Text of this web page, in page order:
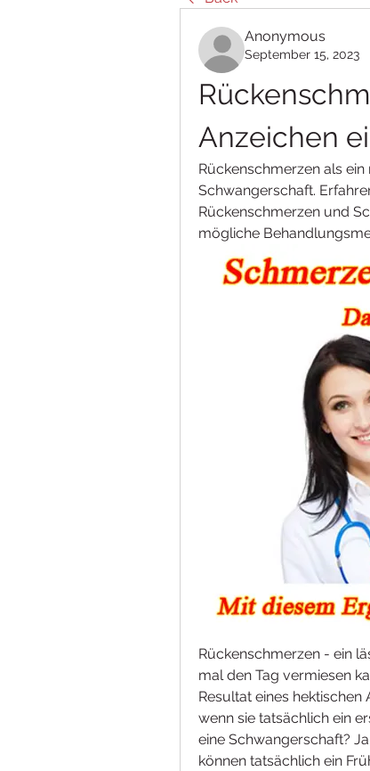
Anonymous
September 15, 2023
Anzeichen
Rückenschmerzen als
Schwangerschaft.
Rückenschmerzen und
mögliche
Rückenschmerzen - ein
mal den Tag vermiesen
Resultat eines
wenn sie tatsächlich ein
eine Schwangerschaft?
können tatsächlich ein